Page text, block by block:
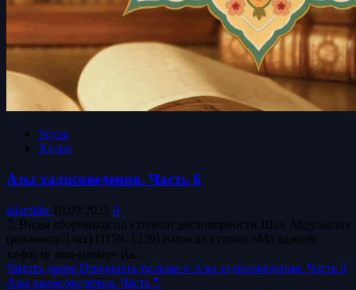
Усуль
Хадис
Азы хадисоведения. Часть 6
islamkbr 10.09.2025 0
7. Виды сборников по степени достоверности Шах Абдульазиз
(рахимахуЛлах) (1159–1239) написал статью «Ма яджибу
Читать далее Прочитать больше о Азы хадисоведения. Часть 6
Азы хадисоведения. Часть 5